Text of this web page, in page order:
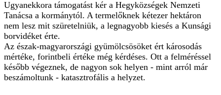
Ugyanekkora támogatást kér a Hegyközségek Nemzeti
Tanácsa a kormánytól. A termelőknek kétezer hektáron
nem lesz mit szüretelniük, a legnagyobb kiesés a Kunsági
borvidéket érte.
Az észak-magyarországi gyümölcsösöket ért károsodás
mértéke, forintbeli értéke még kérdéses. Ott a felméréssel
később végeznek, de nagyon sok helyen - mint arról már
beszámoltunk - katasztrofális a helyzet.